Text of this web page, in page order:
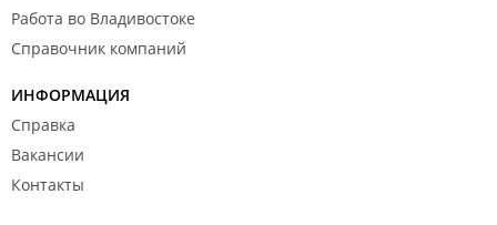
Работа во Владивостоке
Справочник компаний
ИНФОРМАЦИЯ
Справка
Вакансии
Контакты